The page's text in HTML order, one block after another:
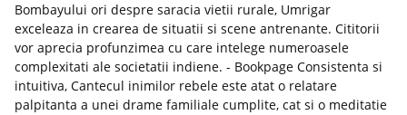
Bombayului ori despre saracia vietii rurale, Umrigar
exceleaza in crearea de situatii si scene antrenante. Cititorii
vor aprecia profunzimea cu care intelege numeroasele
complexitati ale societatii indiene. - Bookpage Consistenta si
intuitiva, Cantecul inimilor rebele este atat o relatare
palpitanta a unei drame familiale cumplite, cat si o meditatie